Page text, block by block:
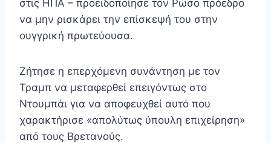
στις ΗΠΑ – προειδοποίησε τον Ρώσο πρόεδρο
να μην ρισκάρει την επίσκεψή του στην
ουγγρική πρωτεύουσα.
Ζήτησε η επερχόμενη συνάντηση με τον
Τραμπ να μεταφερθεί επειγόντως στο
Ντουμπάι για να αποφευχθεί αυτό που
χαρακτήρισε «απολύτως ύπουλη επιχείρηση»
από τους Βρετανούς.